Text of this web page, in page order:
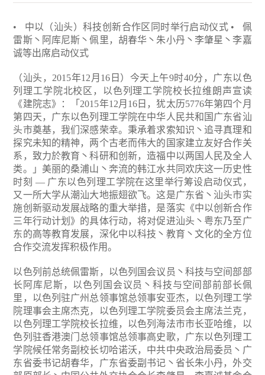
• 中以（汕头）科技创新合作区同时举行启动仪式 • 佩
雷斯丶阿库尼斯丶佩里，胡春华丶朱小丹丶李肇星丶李嘉
诚等出席启动仪式
（汕头，2015年12月16日）今天上午9时40分，广东以色
列理工学院北校区，以色列理工学院校长拉维朗声宣读
《建院志》：「2015年12月16日，犹太历5776年第四个月
第四天，广东以色列理工学院在中华人民共和国广东省汕
头市奠基，我们深感荣幸。秉承着求索知识丶追寻真理和
探究未知的精神，两个古老而伟大的国家建立友好合作关
系，致力於教育丶科研和创新，造福中以两国人民及全人
类。」美丽的桑浦山丶奔流的韩江水共同欢庆这一历史性
时刻 — 广东以色列理工学院在这里举行筹设启动仪式，
又一所大学从潮汕大地振翅欲飞。这是广东省丶汕头市实
施创新驱动发展战略的重大举措，是落实《中以创新合作
三年行动计划》的具体行动，将对促进汕头丶粤东乃至广
东的高等教育发展，深化中以科技丶教育丶文化的全方位
合作交流发挥积极作用。
以色列前总统佩雷斯，以色列国会议员丶科技与空间部部
长阿库尼斯，以色列国会议员丶科技与空间部前部长佩
里，以色列驻广州总领事馆总领事安亚杰，以色列理工学
院理事会主席杰克，以色列理工学院委员会主席法兰克，
以色列理工学院校长拉维，以色列海法市市长亚哈维，以
色列驻香港澳门总领事馆总领事高史歌，广东以色列理工
学院候任常务副校长切哈诺沃，中共中央政治局委员丶广
东省委书记胡春华，广东省委副书记丶省长朱小丹，外交